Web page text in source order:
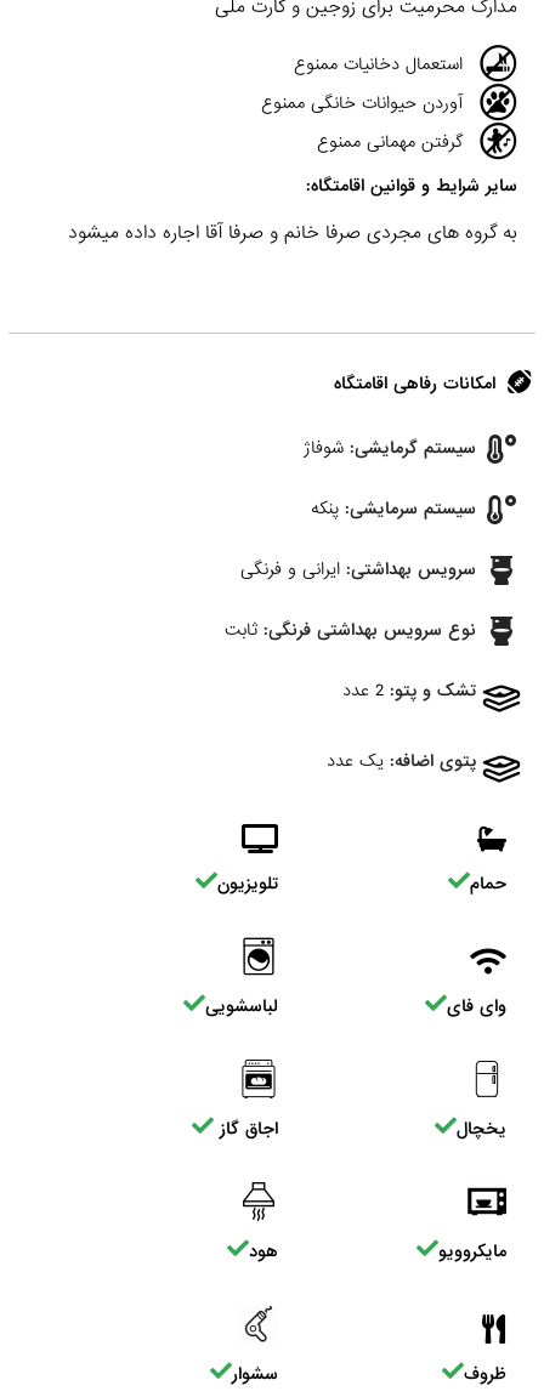
مدارک محرمیت برای زوجین و کارت ملی
استعمال دخانیات ممنوع
آوردن حیوانات خانگی ممنوع
گرفتن مهمانی ممنوع
سایر شرایط و قوانین اقامتگاه:
به گروه های مجردی صرفا خانم و صرفا آقا اجاره داده میشود
امکانات رفاهی اقامتگاه
سیستم گرمایشی: شوفاژ
سیستم سرمایشی: پنکه
سرویس بهداشتی: ایرانی و فرنگی
نوع سرویس بهداشتی فرنگی: ثابت
تشک و پتو: 2 عدد
پتوی اضافه: یک عدد
حمام تلویزیون
وای فای لباسشویی
یخچال اجاق گاز
مایکروویو هود
ظروف سشوار